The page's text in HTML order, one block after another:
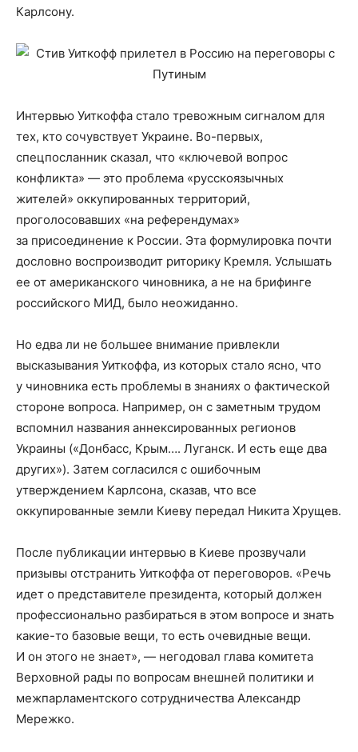
Карлсону.
Интервью Уиткоффа стало тревожным сигналом для
тех, кто сочувствует Украине. Во-первых,
спецпосланник сказал, что «ключевой вопрос
конфликта» — это проблема «русскоязычных
жителей» оккупированных территорий,
проголосовавших «на референдумах»
за присоединение к России. Эта формулировка почти
дословно воспроизводит риторику Кремля. Услышать
ее от американского чиновника, а не на брифинге
российского МИД, было неожиданно.
Но едва ли не большее внимание привлекли
высказывания Уиткоффа, из которых стало ясно, что
у чиновника есть проблемы в знаниях о фактической
стороне вопроса. Например, он с заметным трудом
вспомнил названия аннексированных регионов
Украины («Донбасс, Крым…. Луганск. И есть еще два
других»). Затем согласился с ошибочным
утверждением Карлсона, сказав, что все
оккупированные земли Киеву передал Никита Хрущев.
После публикации интервью в Киеве прозвучали
призывы отстранить Уиткоффа от переговоров. «Речь
идет о представителе президента, который должен
профессионально разбираться в этом вопросе и знать
какие-то базовые вещи, то есть очевидные вещи.
И он этого не знает», — негодовал глава комитета
Верховной рады по вопросам внешней политики и
межпарламентского сотрудничества Александр
Мережко.